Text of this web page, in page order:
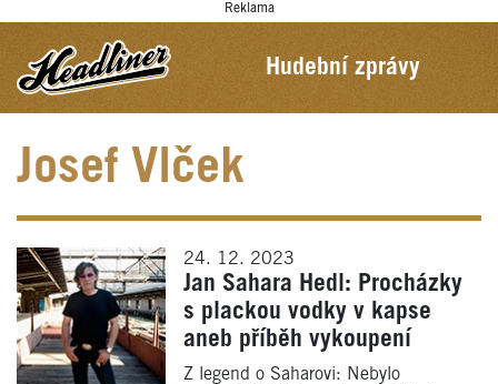
Reklama
Hudební zprávy
Josef Vlček
24. 12. 2023
Jan Sahara Hedl: Procházky
s plackou vodky v kapse
aneb příběh vykoupení
Z legend o Saharovi: Nebylo